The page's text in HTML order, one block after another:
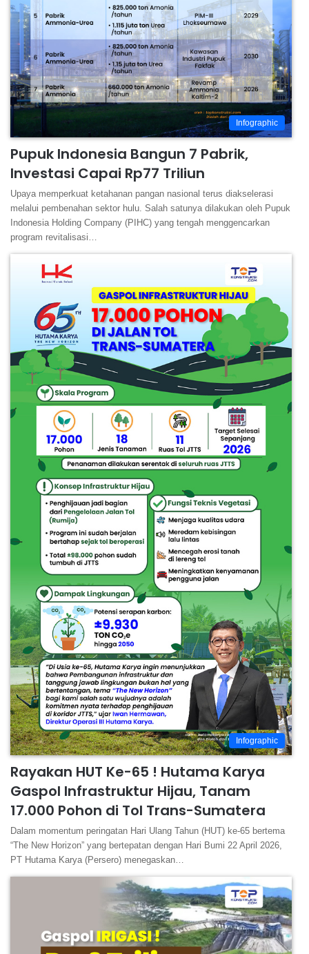
Infographic
Pupuk Indonesia Bangun 7 Pabrik,
Investasi Capai Rp77 Triliun
Upaya memperkuat ketahanan pangan nasional terus diakselerasi
melalui pembenahan sektor hulu. Salah satunya dilakukan oleh Pupuk
Indonesia Holding Company (PIHC) yang tengah menggencarkan
program revitalisasi…
Infographic
Rayakan HUT Ke-65 ! Hutama Karya
Gaspol Infrastruktur Hijau, Tanam
17.000 Pohon di Tol Trans-Sumatera
Dalam momentum peringatan Hari Ulang Tahun (HUT) ke-65 bertema
“The New Horizon” yang bertepatan dengan Hari Bumi 22 April 2026,
PT Hutama Karya (Persero) menegaskan…